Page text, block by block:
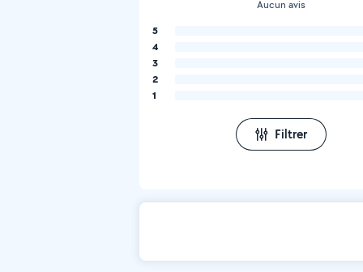
Aucun avis
5
4
3
2
1
Filtrer